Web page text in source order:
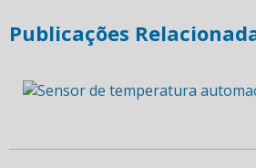
Publicações